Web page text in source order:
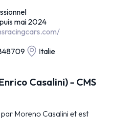
mai 2024
Italie
Casalini) - CMS
Moreno Casalini et est